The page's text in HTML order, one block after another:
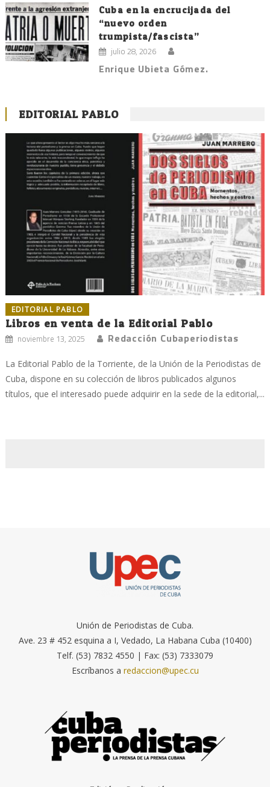
Cuba en la encrucijada del
“nuevo orden
trumpista/fascista”
julio 28, 2026
Enrique Ubieta Gómez.
EDITORIAL PABLO
EDITORIAL PABLO
Libros en venta de la Editorial Pablo
noviembre 13, 2025 Redacción Cubaperiodistas
La Editorial Pablo de la Torriente, de la Unión de la Periodistas de
Cuba, dispone en su colección de libros publicados algunos
títulos, que el interesado puede adquirir en la sede de la editorial,...
Unión de Periodistas de Cuba.
Ave. 23 # 452 esquina a I, Vedado, La Habana Cuba (10400)
Telf. (53) 7832 4550 | Fax: (53) 7333079
Escríbanos a redaccion@upec.cu